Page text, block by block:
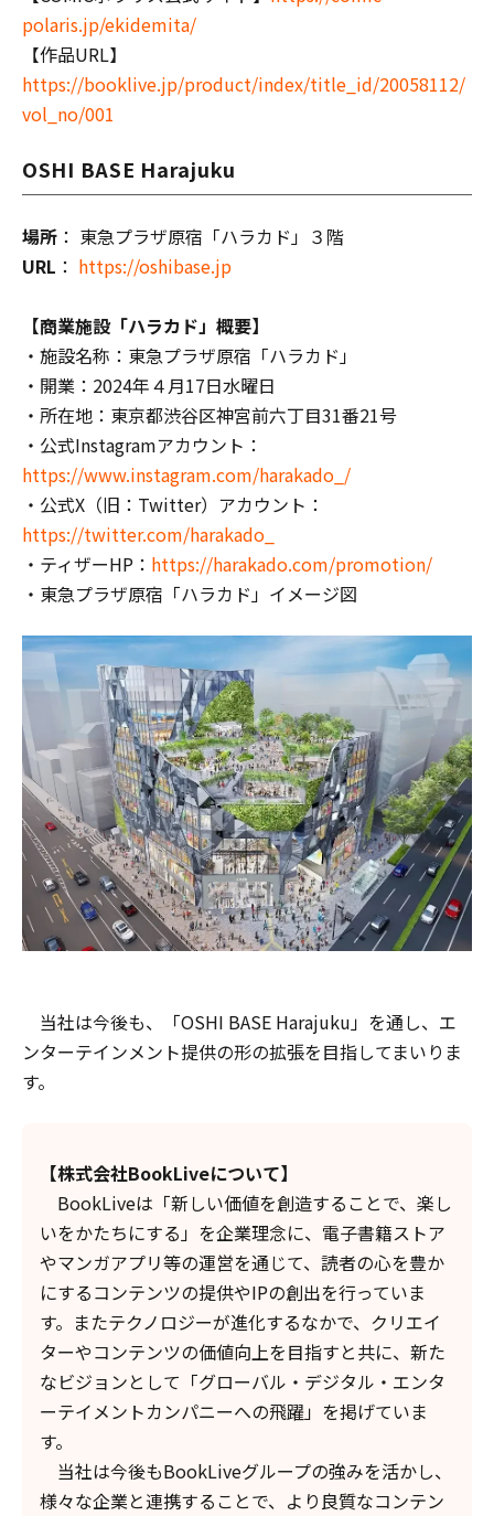
polaris.jp/ekidemita/
【作品URL】
https://booklive.jp/product/index/title_id/20058112/
vol_no/001
OSHI BASE Harajuku
場所 ： 東急プラザ原宿「ハラカド」３階
URL ： https://oshibase.jp
【商業施設「ハラカド」概要】
・施設名称：東急プラザ原宿「ハラカド」
・開業：2024年４月17日水曜日
・所在地：東京都渋谷区神宮前六丁目31番21号
・公式Instagramアカウント：
https://www.instagram.com/harakado_/
・公式X（旧：Twitter）アカウント：
https://twitter.com/harakado_
・ティザーHP： https://harakado.com/promotion/
・東急プラザ原宿「ハラカド」イメージ図
当社は今後も、「OSHI BASE Harajuku」を通し、エ
ンターテインメント提供の形の拡張を目指してまいりま
す。
【株式会社BookLiveについて】
BookLiveは「新しい価値を創造することで、楽し
いをかたちにする」を企業理念に、電子書籍ストア
やマンガアプリ等の運営を通じて、読者の心を豊か
にするコンテンツの提供やIPの創出を行っていま
す。またテクノロジーが進化するなかで、クリエイ
ターやコンテンツの価値向上を目指すと共に、新た
なビジョンとして「グローバル・デジタル・エンタ
ーテイメントカンパニーへの飛躍」を掲げていま
す。
当社は今後もBookLiveグループの強みを活かし、
様々な企業と連携することで、より良質なコンテン